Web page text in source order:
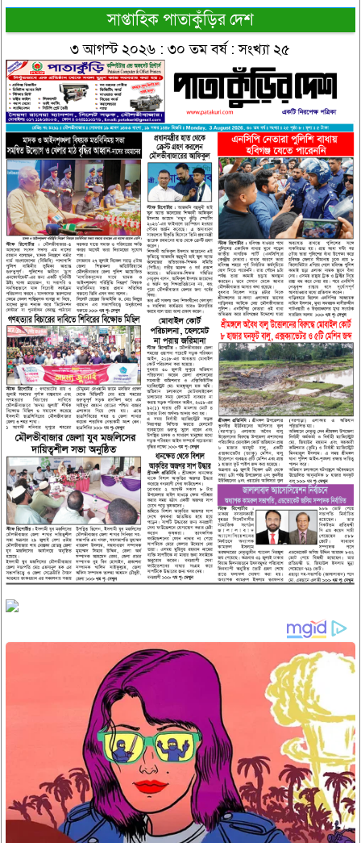
সাপ্তাহিক পাতাকুঁড়ির দেশ
৩ আগস্ট ২০২৬ : ৩০ তম বর্ষ : সংখ্যা ২৫